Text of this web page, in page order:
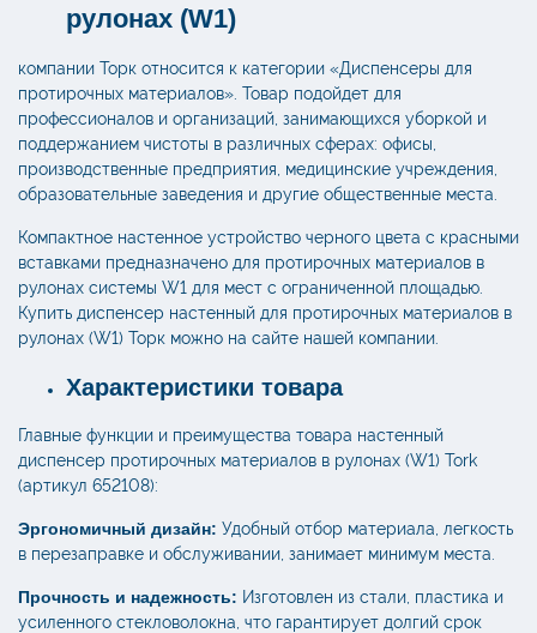
рулонах (W1)
компании Торк относится к категории «Диспенсеры для
протирочных материалов». Товар подойдет для
профессионалов и организаций, занимающихся уборкой и
поддержанием чистоты в различных сферах: офисы,
производственные предприятия, медицинские учреждения,
образовательные заведения и другие общественные места.
Компактное настенное устройство черного цвета с красными
вставками предназначено для протирочных материалов в
рулонах системы W1 для мест с ограниченной площадью.
Купить диспенсер настенный для протирочных материалов в
рулонах (W1) Торк можно на сайте нашей компании.
Характеристики товара
Главные функции и преимущества товара настенный
диспенсер протирочных материалов в рулонах (W1) Tork
(артикул 652108):
Эргономичный дизайн: Удобный отбор материала, легкость
в перезаправке и обслуживании, занимает минимум места.
Прочность и надежность: Изготовлен из стали, пластика и
усиленного стекловолокна, что гарантирует долгий срок